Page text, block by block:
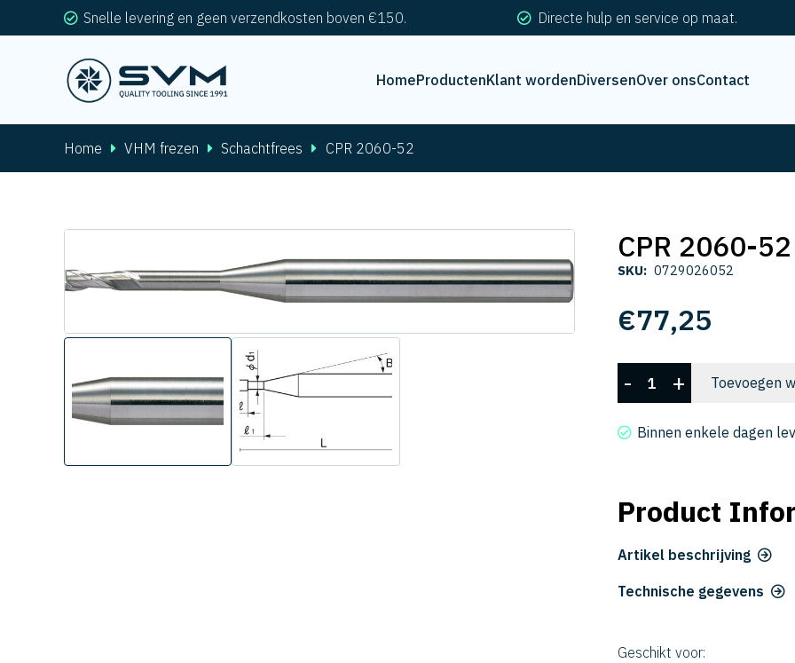
Snelle levering en geen verzendkosten boven €150. Directe hulp en service op maat.
HomeProductenKlant wordenDiversenOver onsContact
Home VHM frezen Schachtfrees CPR 2060-52
CPR 2060-52
SKU: 0729026052
€77,25
2060-
52
- + Toevoegen
Binnen enkele dagen
Product
Artikel beschrijving
Technische gegevens
Geschikt voor: